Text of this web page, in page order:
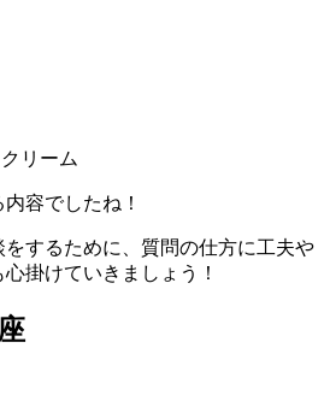
リーム
容でしたね！
するために、質問の仕方に工夫や
掛けていきましょう！